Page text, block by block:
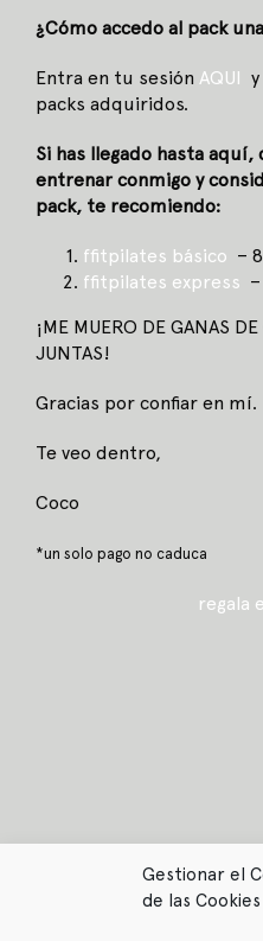
Gestionar el
de las Cookies
¿Cómo accedo al pack
Entra en tu sesión AQUI
packs adquiridos.
Si has llegado hasta
entrenar conmigo y
pack, te recomiendo:
ffitpilates básico –
ffitpilates express
¡ME MUERO DE GANAS
JUNTAS!
Gracias por confiar en mí.
Te veo dentro,
Coco
*un solo pago no caduca
regala